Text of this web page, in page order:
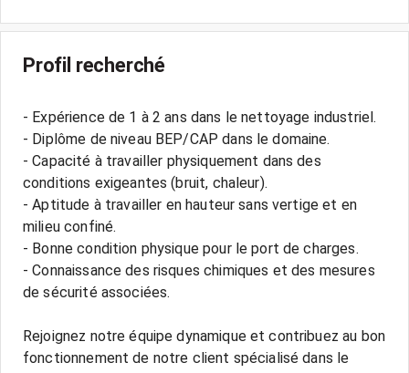
Profil recherché
- Expérience de 1 à 2 ans dans le nettoyage industriel.
- Diplôme de niveau BEP/CAP dans le domaine.
- Capacité à travailler physiquement dans des
conditions exigeantes (bruit, chaleur).
- Aptitude à travailler en hauteur sans vertige et en
milieu confiné.
- Bonne condition physique pour le port de charges.
- Connaissance des risques chimiques et des mesures
de sécurité associées.
Rejoignez notre équipe dynamique et contribuez au bon
fonctionnement de notre client spécialisé dans le